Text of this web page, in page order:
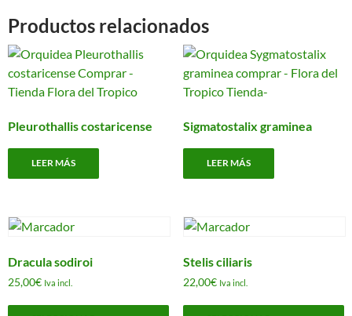
Productos relacionados
Pleurothallis costaricense
LEER MÁS
Sigmatostalix graminea
LEER MÁS
Dracula sodiroi
25,00€ Iva incl.
Este
Stelis ciliaris
22,00€ Iva incl.